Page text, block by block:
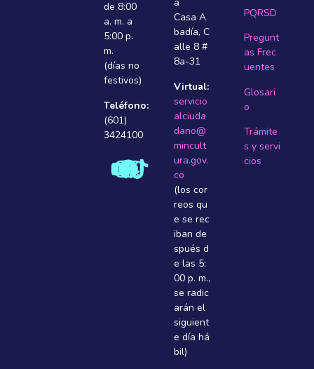
de 8:00
a. m. a
5:00 p.
m.
(días no
festivos)
Teléfono:
(601)
3424100
a
Casa A
badí­a, C
alle 8 #
8a-31
Virtual:
servicio
alciuda
dano@
mincult
ura.gov.
co
(los cor
reos qu
e se rec
iban de
spués d
e las 5:
00 p. m.,
se radic
arán el
siguient
e dí­a há
bil)
PQRSD
Pregunt
as Frec
uentes
Glosari
o
Trámite
s y servi
cios